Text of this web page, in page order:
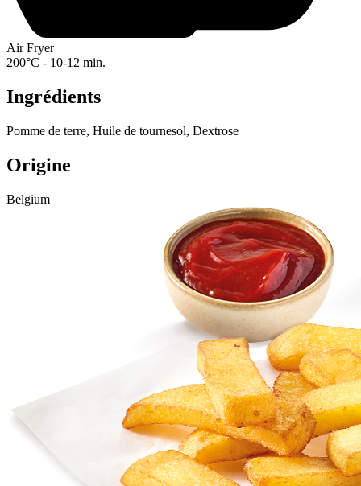
Air Fryer
200°C - 10-12 min.
Ingrédients
Pomme de terre, Huile de tournesol, Dextrose
Origine
Belgium